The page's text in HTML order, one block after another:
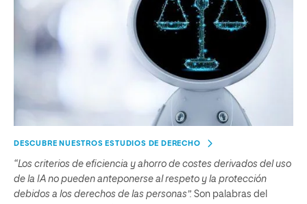
DESCUBRE NUESTROS ESTUDIOS DE DERECHO
“Los criterios de eficiencia y ahorro de costes derivados del uso
de la IA no pueden anteponerse al respeto y la protección
debidos a los derechos de las personas”. Son palabras del